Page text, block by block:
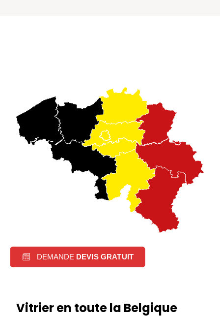
DEMANDE DEVIS GRATUIT
Vitrier en toute la Belgique